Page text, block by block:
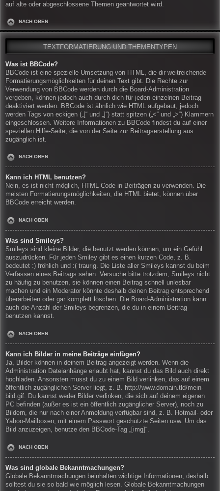
auf alte oder abgeschlossene Themen geantwortet wird.
NACH OBEN
TEXTFORMATIERUNG UND THEMENTYPEN
Was ist BBCode?
BBCode ist eine spezielle Umsetzung von HTML, die dir weitreichende
Formatierungsmöglichkeiten für deinen Text gibt. Die Rechte zur
Verwendung von BBCode werden durch die Board-Administration
vergeben, können jedoch auch durch dich für jeden einzelnen Beitrag
deaktiviert werden. BBCode ist ähnlich wie HTML aufgebaut, jedoch
werden Tags von eckigen („[“ und „]“) statt spitzen („<“ und „>“) Klammern
eingeschlossen. Weitere Informationen zu BBCode findest du auf einer
speziellen Hilfe-Seite, die von der Seite zur Beitragserstellung aus
zugänglich ist.
NACH OBEN
Kann ich HTML benutzen?
Nein, es ist nicht möglich, HTML-Code in Beiträgen zu verwenden. Die
meisten Formatierungsmöglichkeiten, die HTML bietet, können über
BBCode erreicht werden.
NACH OBEN
Was sind Smileys?
Smileys sind kleine Bilder, die benutzt werden können, um ein Gefühl
auszudrücken. Für jeden Smiley gibt es einen kurzen Code, z. B.
bedeutet :) fröhlich und :( traurig. Die Liste aller Smileys kannst du beim
Verfassen eines Beitrags sehen. Versuche bitte trotzdem, Smileys nicht
zu häufig zu benutzen, sie können einen Beitrag schnell unlesbar
machen und ein Moderator könnte deshalb deinen Beitrag entsprechend
überarbeiten oder gar komplett löschen. Die Board-Administration kann
auch die Anzahl der Smileys begrenzen, die du in einem Beitrag
benutzen kannst.
NACH OBEN
Kann ich Bilder in meine Beiträge einfügen?
Ja, Bilder können in deinem Beitrag angezeigt werden. Wenn die
Administration Dateianhänge erlaubt hat, kannst du das Bild auch direkt
hochladen. Ansonsten musst du zu einem Bild verlinken, das auf einem
öffentlich zugänglichen Server liegt, z. B. http://www.domain.tld/mein-
bild.gif. Du kannst weder Bilder verlinken, die sich auf deinem eigenen
PC befinden (außer es ist ein öffentlich zugänglicher Server), noch zu
Bildern, die nur nach einer Anmeldung verfügbar sind, z. B. Hotmail- oder
Yahoo-Mailboxen, mit einem Passwort geschützte Seiten usw. Um das
Bild anzuzeigen, benutze den BBCode-Tag „[img]“.
NACH OBEN
Was sind globale Bekanntmachungen?
Globale Bekanntmachungen beinhalten wichtige Informationen, deshalb
solltest du sie so bald wie möglich lesen. Globale Bekanntmachungen